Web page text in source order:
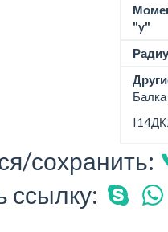
"y"
сохранить:
ссылку: